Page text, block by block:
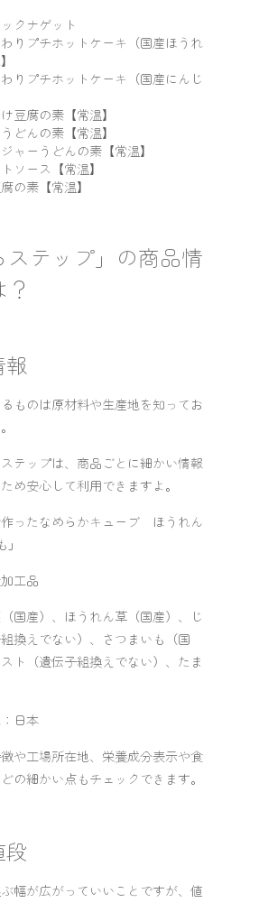
クナゲット
りプチホットケーキ（国産ほうれ
りプチホットケーキ（国産にんじ
豆腐の素【常温】
どんの素【常温】
ャーうどんの素【常温】
ソース【常温】
の素【常温】
ステップ」の商品情
報
ものは原材料や生産地を知ってお
テップは、商品ごとに細かい情報
め安心して利用できますよ。
ったなめらかキューブ ほうれん
工品
国産）、ほうれん草（国産）、じ
換えでない）、さつまいも（国
ト（遺伝子組換えでない）、たま
日本
や工場所在地、栄養成分表示や食
の細かい点もチェックできます。
段
幅が広がっていいことですが、値